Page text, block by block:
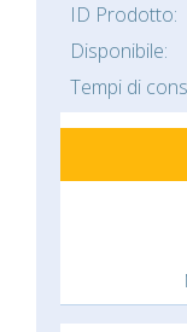
ID Prodotto:
Disponibile:
Tempi di